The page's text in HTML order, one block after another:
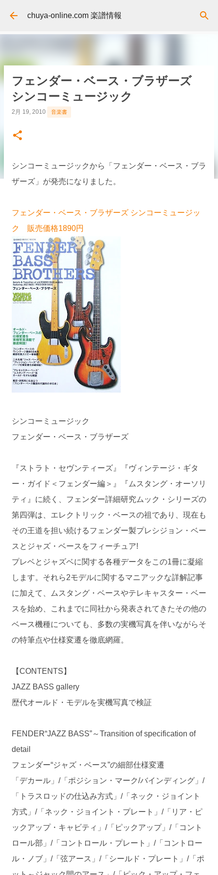
スキップしてメイン コンテンツに移動
chuya-online.com 楽譜情報
フェンダー・ベース・ブラザーズ
シンコーミュージック
2月 19, 2010 音楽書
シンコーミュージックから「フェンダー・ベース・ブラ
ザーズ」が発売になりました。
フェンダー・ベース・ブラザーズ シンコーミュージッ
ク 販売価格1890円
シンコーミュージック
フェンダー・ベース・ブラザーズ
『ストラト・セヴンティーズ』『ヴィンテージ・ギタ
ー・ガイド＜フェンダー編＞』『ムスタング・オーソリ
ティ』に続く、フェンダー詳細研究ムック・シリーズの
第四弾は、エレクトリック・ベースの祖であり、現在も
その王道を担い続けるフェンダー製プレシジョン・ベー
スとジャズ・ベースをフィーチュア!
プレベとジャズベに関する各種データをこの1冊に凝縮
します。それら2モデルに関するマニアックな詳解記事
に加えて、ムスタング・ベースやテレキャスター・ベー
スを始め、これまでに同社から発表されてきたその他の
ベース機種についても、多数の実機写真を伴いながらそ
の特筆点や仕様変遷を徹底網羅。
【CONTENTS】
JAZZ BASS gallery
歴代オールド・モデルを実機写真で検証
FENDER“JAZZ BASS”～Transition of specification of
detail
フェンダー“ジャズ・ベース”の細部仕様変遷
「デカール」/「ポジション・マーク/バインディング」/
「トラスロッドの仕込み方式」/「ネック・ジョイント
方式」/「ネック・ジョイント・プレート」/「リア・ピ
ックアップ・キャビティ」/「ピックアップ」/「コント
ロール部」/「コントロール・プレート」/「コントロー
ル・ノブ」/「弦アース」/「シールド・プレート」/「ポ